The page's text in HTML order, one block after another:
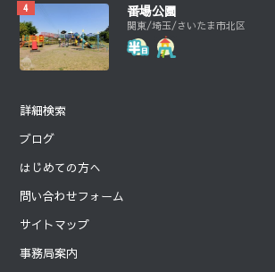
番場公園
関東/埼玉/さいたま市北区
詳細検索
ブログ
はじめての方へ
問い合わせフォーム
サイトマップ
事務局案内